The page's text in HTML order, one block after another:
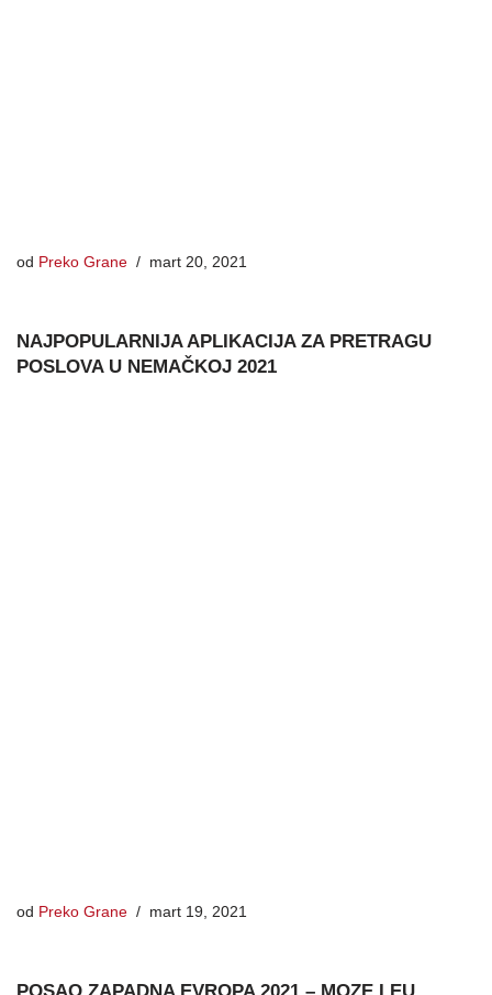
od Preko Grane mart 20, 2021
NAJPOPULARNIJA APLIKACIJA ZA PRETRAGU
POSLOVA U NEMAČKOJ 2021
od Preko Grane mart 19, 2021
POSAO ZAPADNA EVROPA 2021 – MOZE I EU